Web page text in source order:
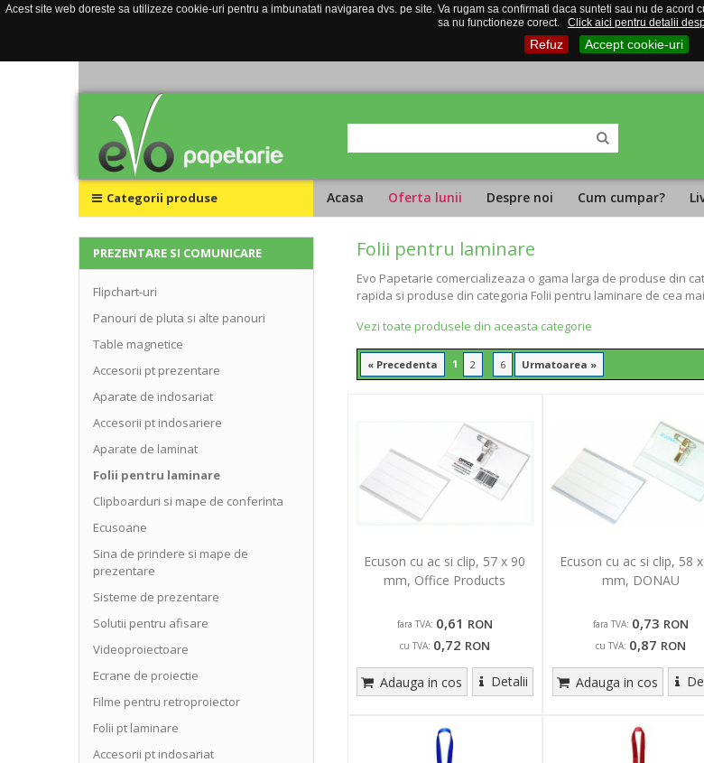
Acest site web doreste sa utilizeze cookie-uri pentru a imbunatati navigarea dvs. pe site. Va rugam sa confirmati daca sunteti sau nu de
sa nu functioneze corect.
Click aici pentru detalii
Refuz Accept cookie-uri
Categorii produse Acasa Oferta lunii Despre noi Cum cumpar?
Folii pentru laminare
Evo Papetarie comercializeaza o gama larga de produse din
rapida si produse din categoria Folii pentru laminare de cea
Vezi toate produsele din aceasta categorie
« Precedenta 1 2 ... 6 Urmatoarea »
Ecuson cu ac si clip, 57 x 90
mm, Office Products
fara TVA: 0,61 RON
cu TVA: 0,72 RON
Adauga in cos Detalii
Ecuson cu ac si clip, 58
mm, DONAU
fara TVA: 0,73 RON
cu TVA: 0,87 RON
Adauga in cos
PREZENTARE SI COMUNICARE
Flipchart-uri
Panouri de pluta si alte panouri
Table magnetice
Accesorii pt prezentare
Aparate de indosariat
Accesorii pt indosariere
Aparate de laminat
Folii pentru laminare
Clipboarduri si mape de conferinta
Ecusoane
Sina de prindere si mape de
prezentare
Sisteme de prezentare
Solutii pentru afisare
Videoproiectoare
Ecrane de proiectie
Filme pentru retroproiector
Folii pt laminare
Accesorii pt indosariat